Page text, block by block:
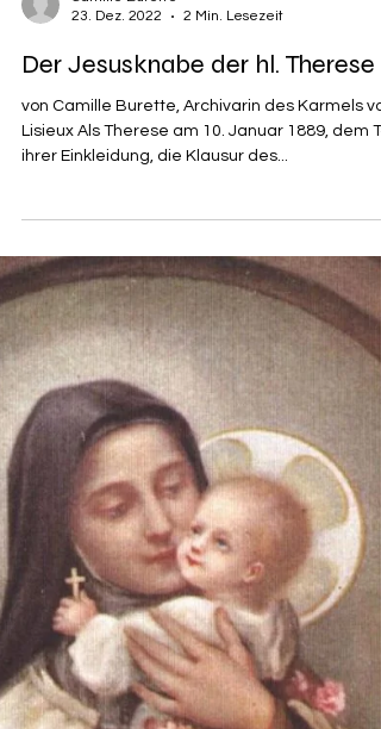
Camille Burette
23. Dez. 2022
2 Min. Lesezeit
Der Jesusknabe der hl. Therese
von Camille Burette, Archivarin des Karmels
Lisieux Als Therese am 10. Januar 1889, dem
ihrer Einkleidung, die Klausur des...